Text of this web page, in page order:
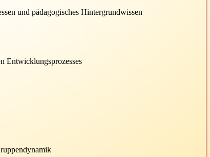
und pädagogisches Hintergrundwissen
Entwicklungsprozesses